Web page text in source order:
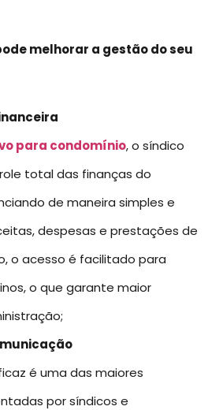
melhorar a gestão do seu
para condomínio, o síndico
total das finanças do
de maneira simples e
despesas e prestações de
o acesso é facilitado para
o que garante maior
é uma das maiores
por síndicos e